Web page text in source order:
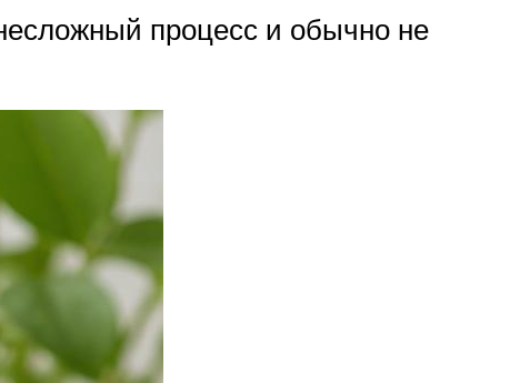
процесс и обычно не